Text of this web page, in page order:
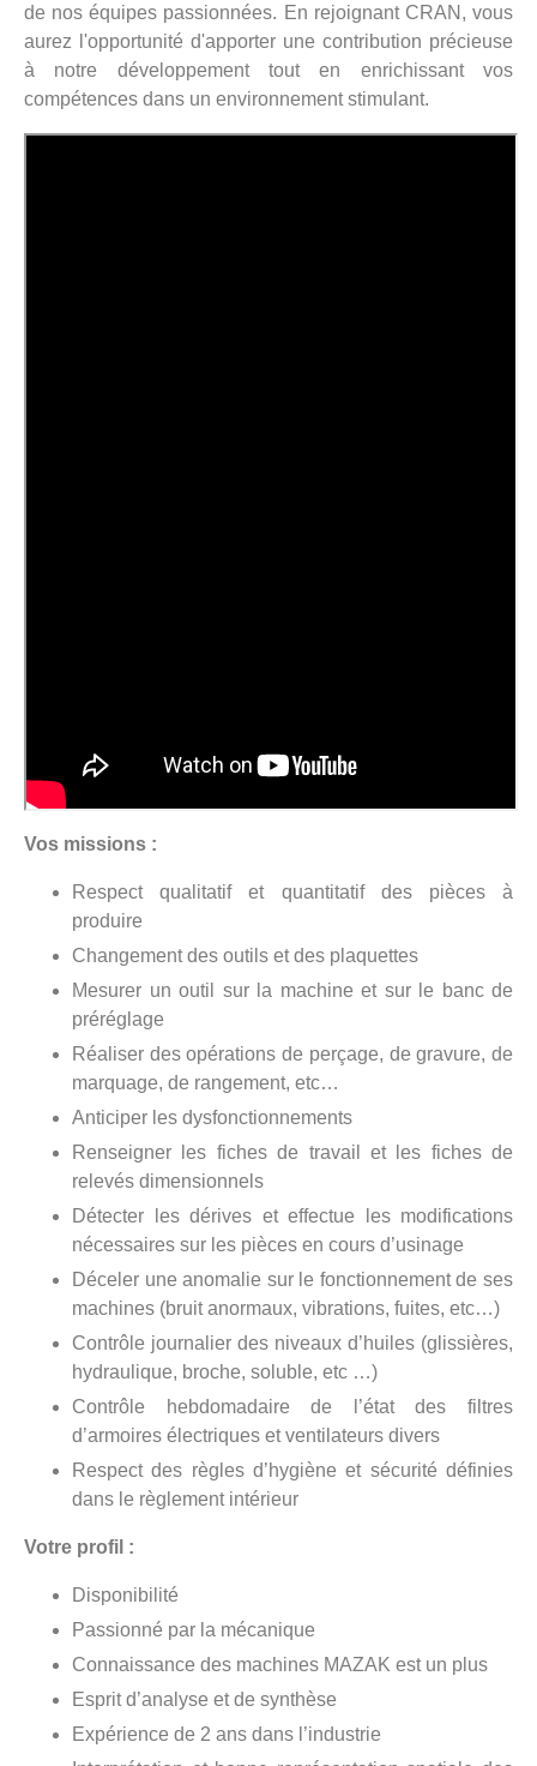
de nos équipes passionnées. En rejoignant CRAN, vous
aurez l'opportunité d'apporter une contribution précieuse
à notre développement tout en enrichissant vos
compétences dans un environnement stimulant.
Vos missions :
Respect qualitatif et quantitatif des pièces à
produire
Changement des outils et des plaquettes
Mesurer un outil sur la machine et sur le banc de
préréglage
Réaliser des opérations de perçage, de gravure, de
marquage, de rangement, etc…
Anticiper les dysfonctionnements
Renseigner les fiches de travail et les fiches de
relevés dimensionnels
Détecter les dérives et effectue les modifications
nécessaires sur les pièces en cours d’usinage
Déceler une anomalie sur le fonctionnement de ses
machines (bruit anormaux, vibrations, fuites, etc…)
Contrôle journalier des niveaux d’huiles (glissières,
hydraulique, broche, soluble, etc …)
Contrôle hebdomadaire de l’état des filtres
d’armoires électriques et ventilateurs divers
Respect des règles d’hygiène et sécurité définies
dans le règlement intérieur
Votre profil :
Disponibilité
Passionné par la mécanique
Connaissance des machines MAZAK est un plus
Esprit d’analyse et de synthèse
Expérience de 2 ans dans l’industrie